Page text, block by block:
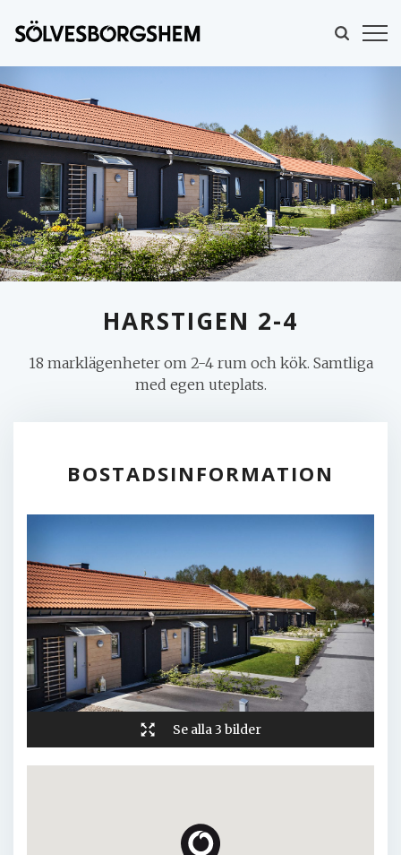
HARSTIGEN 2-4
18 marklägenheter om 2-4 rum och kök. Samtliga
med egen uteplats.
BOSTADSINFORMATION
Se alla 3 bilder
MINA SIDOR